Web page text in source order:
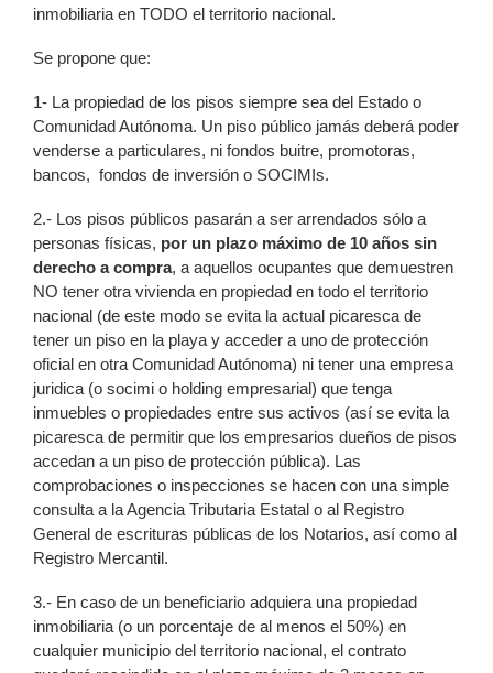
inmobiliaria en TODO el territorio nacional.
Se propone que:
1- La propiedad de los pisos siempre sea del Estado o
Comunidad Autónoma. Un piso público jamás deberá poder
venderse a particulares, ni fondos buitre, promotoras,
bancos, fondos de inversión o SOCIMIs.
2.- Los pisos públicos pasarán a ser arrendados sólo a
personas físicas, por un plazo máximo de 10 años sin
derecho a compra, a aquellos ocupantes que demuestren
NO tener otra vivienda en propiedad en todo el territorio
nacional (de este modo se evita la actual picaresca de
tener un piso en la playa y acceder a uno de protección
oficial en otra Comunidad Autónoma) ni tener una empresa
juridica (o socimi o holding empresarial) que tenga
inmuebles o propiedades entre sus activos (así se evita la
picaresca de permitir que los empresarios dueños de pisos
accedan a un piso de protección pública). Las
comprobaciones o inspecciones se hacen con una simple
consulta a la Agencia Tributaria Estatal o al Registro
General de escrituras públicas de los Notarios, así como al
Registro Mercantil.
3.- En caso de un beneficiario adquiera una propiedad
inmobiliaria (o un porcentaje de al menos el 50%) en
cualquier municipio del territorio nacional, el contrato